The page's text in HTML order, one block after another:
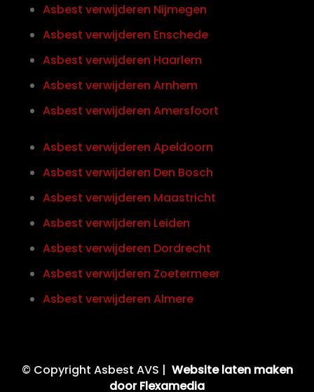
Asbest verwijderen Nijmegen
Asbest verwijderen Enschede
Asbest verwijderen Haarlem
Asbest verwijderen Arnhem
Asbest verwijderen Amersfoort
Asbest verwijderen Apeldoorn
Asbest verwijderen Den Bosch
Asbest verwijderen Maastricht
Asbest verwijderen Leiden
Asbest verwijderen Dordrecht
Asbest verwijderen Zoetermeer
Asbest verwijderen Almere
© Copyright Asbest AVS | Website laten maken
door Flexamedia